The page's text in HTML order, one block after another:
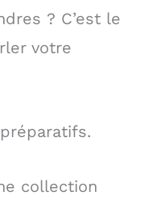
? C’est le
votre
collection